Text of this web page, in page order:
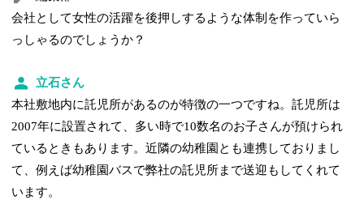
会社として女性の活躍を後押しするような体制を作っていら
っしゃるのでしょうか？
立石さん
本社敷地内に託児所があるのが特徴の一つですね。託児所は
2007年に設置されて、多い時で10数名のお子さんが預けられ
ているときもあります。近隣の幼稚園とも連携しておりまし
て、例えば幼稚園バスで弊社の託児所まで送迎もしてくれて
います。